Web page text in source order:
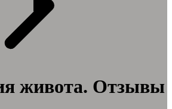
живота. Отзывы